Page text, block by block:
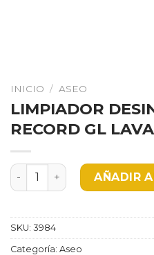
INICIO / ASEO
LIMPIADOR
RECORD GL
LIMPIADOR AÑADIR
SKU: 3984
Categoría: Aseo